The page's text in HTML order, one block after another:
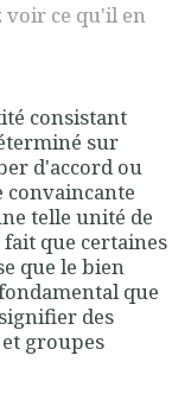
voir ce qu'il en
consistant
sur
d'accord ou
convaincante
telle unité de
que certaines
que le bien
que
des
groupes